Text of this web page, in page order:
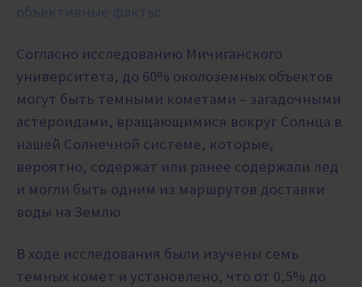
объективные факты:
Согласно исследованию Мичиганского
университета, до 60% околоземных объектов
могут быть темными кометами – загадочными
астероидами, вращающимися вокруг Солнца в
нашей Солнечной системе, которые,
вероятно, содержат или ранее содержали лед
и могли быть одним из маршрутов доставки
воды на Землю.
В ходе исследования были изучены семь
темных комет и установлено, что от 0,5% до